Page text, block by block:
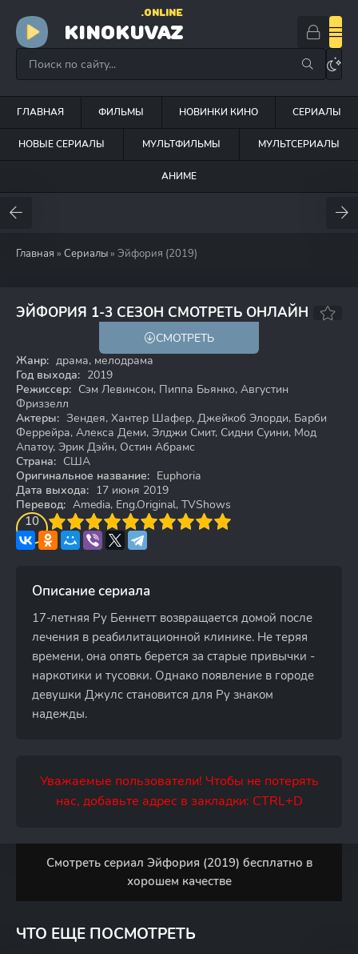
KINOKUVAZ
.ONLINE
ГЛАВНАЯ ФИЛЬМЫ НОВИНКИ КИНО СЕРИАЛЫ
НОВЫЕ СЕРИАЛЫ МУЛЬТФИЛЬМЫ МУЛЬТСЕРИАЛЫ
АНИМЕ
Главная » Сериалы » Эйфория (2019)
ЭЙФОРИЯ 1-3 СЕЗОН СМОТРЕТЬ ОНЛАЙН
7.4 8.2
СМОТРЕТЬ
Жанр: драма, мелодрама
Год выхода: 2019
Режиссер: Сэм Левинсон, Пиппа Бьянко, Августин
Фриззелл
Актеры: Зендея, Хантер Шафер, Джейкоб Элорди, Барби
Феррейра, Алекса Деми, Элджи Смит, Сидни Суини, Мод
Апатоу, Эрик Дэйн, Остин Абрамс
Страна: США
Оригинальное название: Euphoria
Дата выхода: 17 июня 2019
Перевод: Amedia, Eng.Original, TVShows
10
4 5 6 7 8 9 10
Описание сериала
17-летняя Ру Беннетт возвращается домой после
лечения в реабилитационной клинике. Не теряя
времени, она опять берется за старые привычки -
наркотики и тусовки. Однако появление в городе
девушки Джулс становится для Ру знаком
надежды.
Уважаемые пользователи! Чтобы не потерять
нас, добавьте адрес в закладки: CTRL+D
Смотреть сериал Эйфория (2019) бесплатно в
хорошем качестве
ЧТО ЕЩЕ ПОСМОТРЕТЬ